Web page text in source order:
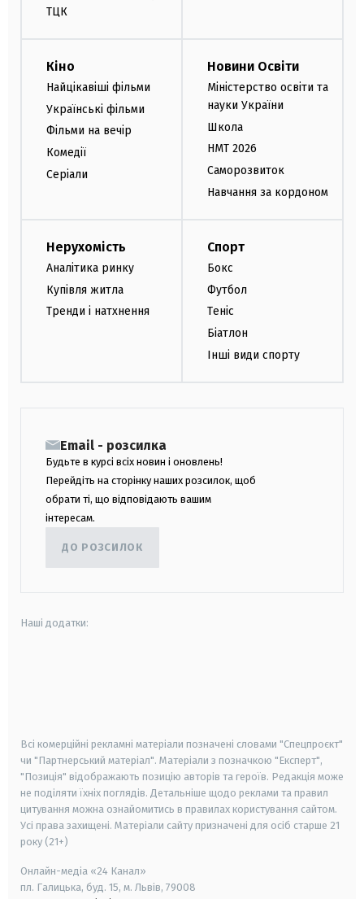
ТЦК
Кіно
Найцікавіші фільми
Українські фільми
Фільми на вечір
Комедії
Серіали
Новини Освіти
Міністерство освіти та
науки України
Школа
НМТ 2026
Саморозвиток
Навчання за кордоном
Нерухомість
Аналітика ринку
Купівля житла
Тренди і натхнення
Спорт
Бокс
Футбол
Теніс
Біатлон
Інші види спорту
Email - розсилка
Будьте в курсі всіх новин і оновлень!
Перейдіть на сторінку наших розсилок, щоб
обрати ті, що відповідають вашим
інтересам.
ДО РОЗСИЛОК
Наші додатки:
Всі комерційні рекламні матеріали позначені словами "Спецпроєкт"
чи "Партнерський матеріал". Матеріали з позначкою "Експерт",
"Позиція" відображають позицію авторів та героїв. Редакція може
не поділяти їхніх поглядів. Детальніше щодо реклами та правил
цитування можна ознайомитись в правилах користування сайтом.
Усі права захищені. Матеріали сайту призначені для осіб старше 21
року (21+)
Онлайн-медіа «24 Канал»
пл. Галицька, буд. 15, м. Львів, 79008